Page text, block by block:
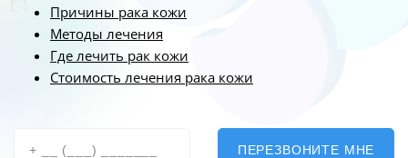
Причины рака кожи
Методы лечения
Где лечить рак кожи
Стоимость лечения рака кожи
ПЕРЕЗВОНИТЕ МНЕ